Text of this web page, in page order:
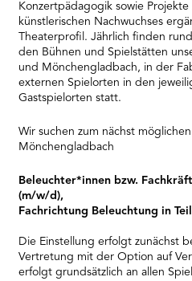
Konzertpädagogik sowie
künstlerischen Nachwuchses
Theaterprofil. Jährlich finden
den Bühnen und Spielstätten
und Mönchengladbach, in der
externen Spielorten in den
Gastspielorten statt.
Wir suchen zum nächst
Mönchengladbach
Beleuchter*innen bzw.
(m/w/d),
Fachrichtung Beleuchtung in
Die Einstellung erfolgt zunächst
Vertretung mit der Option auf
erfolgt grundsätzlich an allen